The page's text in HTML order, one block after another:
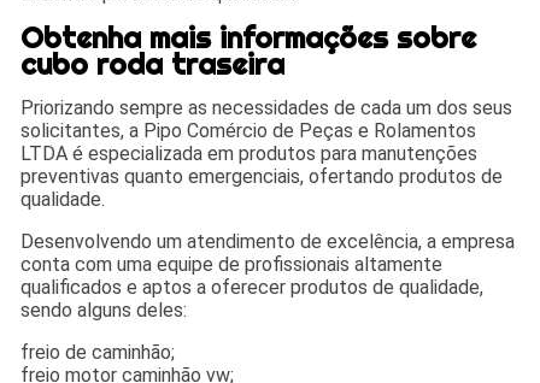
Obtenha mais informações sobre
cubo roda traseira
Priorizando sempre as necessidades de cada um dos seus
solicitantes, a Pipo Comércio de Peças e Rolamentos
LTDA é especializada em produtos para manutenções
preventivas quanto emergenciais, ofertando produtos de
qualidade.
Desenvolvendo um atendimento de excelência, a empresa
conta com uma equipe de profissionais altamente
qualificados e aptos a oferecer produtos de qualidade,
sendo alguns deles:
freio de caminhão;
freio motor caminhão vw;